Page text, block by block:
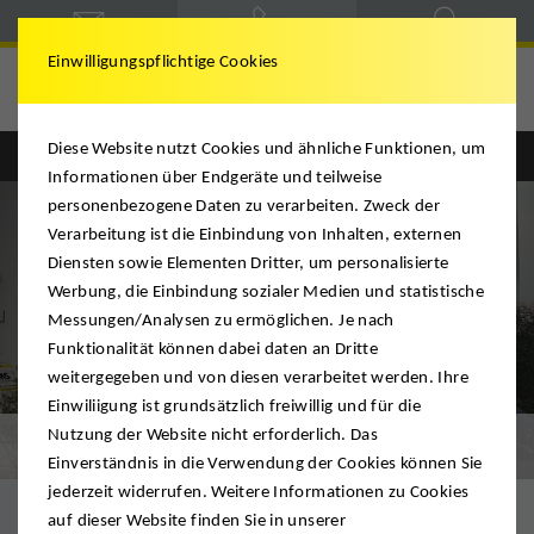
Leistungen
Einwilligungspflichtige Cookies
Diese Website nutzt Cookies und ähnliche Funktionen, um
Informationen über Endgeräte und teilweise
personenbezogene Daten zu verarbeiten. Zweck der
Verarbeitung ist die Einbindung von Inhalten, externen
Diensten sowie Elementen Dritter, um personalisierte
Werbung, die Einbindung sozialer Medien und statistische
Messungen/Analysen zu ermöglichen. Je nach
Funktionalität können dabei daten an Dritte
weitergegeben und von diesen verarbeitet werden. Ihre
Einwiliigung ist grundsätzlich freiwillig und für die
Nutzung der Website nicht erforderlich. Das
Einverständnis in die Verwendung der Cookies können Sie
jederzeit widerrufen. Weitere Informationen zu Cookies
auf dieser Website finden Sie in unserer